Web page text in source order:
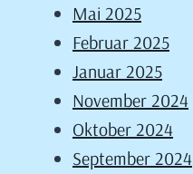
Mai 2025
Februar 2025
Januar 2025
November 2024
Oktober 2024
September 2024